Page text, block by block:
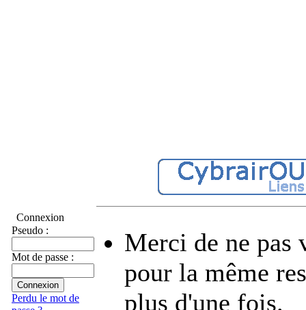
Connexion
Pseudo :
Mot de passe :
Perdu le mot de
Merci de ne pas
pour la même
plus d'une fois.